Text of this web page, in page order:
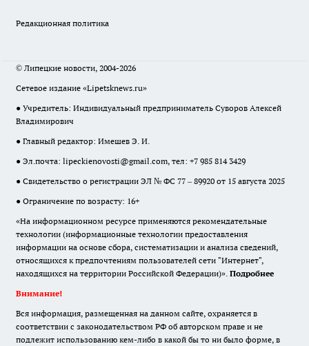
Редакционная политика
© Липецкие новости, 2004-2026
Сетевое издание «Lipetsknews.ru»
● Учредитель: Индивидуальный предприниматель Суворов Алексей
Владимирович
● Главный редактор: Имешев Э. И.
● Эл.почта: lipeckienovosti@gmail.com, тел: +7 985 814 3429
● Свидетельство о регистрации ЭЛ № ФС 77 – 89920 от 15 августа 2025
● Ограничение по возрасту: 16+
«На информационном ресурсе применяются рекомендательные
технологии (информационные технологии предоставления
информации на основе сбора, систематизации и анализа сведений,
относящихся к предпочтениям пользователей сети "Интернет",
находящихся на территории Российской Федерации)». Подробнее
Внимание!
Вся информация, размещенная на данном сайте, охраняется в
соответствии с законодательством РФ об авторском праве и не
подлежит использованию кем-либо в какой бы то ни было форме, в